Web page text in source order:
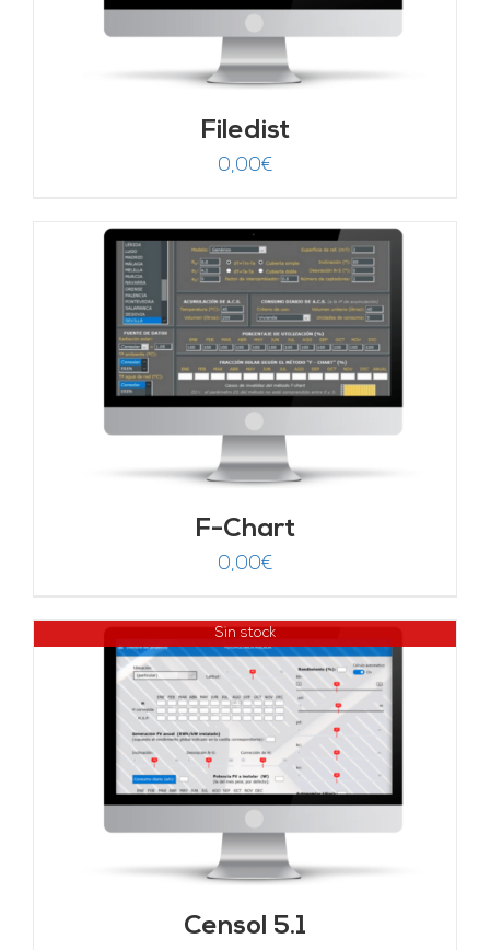
Filedist
0,00€
F-Chart
0,00€
Sin stock
Censol 5.1